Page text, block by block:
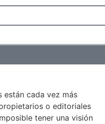
están cada vez más
o editoriales
tener una visión